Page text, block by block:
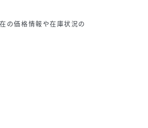
の価格情報や在庫状況の